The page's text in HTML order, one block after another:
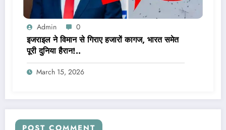
Admin 0
इजराइल ने विमान से गिराए हजारों कागज, भारत समेत
पूरी दुनिया हैरान!..
March 15, 2026
POST COMMENT